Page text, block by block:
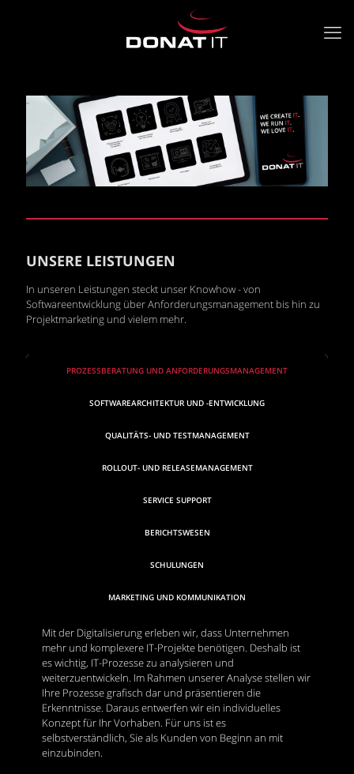
UNSERE LEISTUNGEN
In unseren Leistungen steckt unser Knowhow - von
Softwareentwicklung über Anforderungsmanagement bis hin zu
Projektmarketing und vielem mehr.
PROZESSBERATUNG UND ANFORDERUNGSMANAGEMENT
SOFTWAREARCHITEKTUR UND -ENTWICKLUNG
QUALITÄTS- UND TESTMANAGEMENT
ROLLOUT- UND RELEASEMANAGEMENT
SERVICE SUPPORT
BERICHTSWESEN
SCHULUNGEN
MARKETING UND KOMMUNIKATION
Mit der Digitalisierung erleben wir, dass Unternehmen
mehr und komplexere IT-Projekte benötigen. Deshalb ist
es wichtig, IT-Prozesse zu analysieren und
weiterzuentwickeln. Im Rahmen unserer Analyse stellen wir
Ihre Prozesse grafisch dar und präsentieren die
Erkenntnisse. Daraus entwerfen wir ein individuelles
Konzept für Ihr Vorhaben. Für uns ist es
selbstverständlich, Sie als Kunden von Beginn an mit
einzubinden.